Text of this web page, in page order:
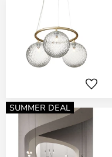
SUMMER DEAL